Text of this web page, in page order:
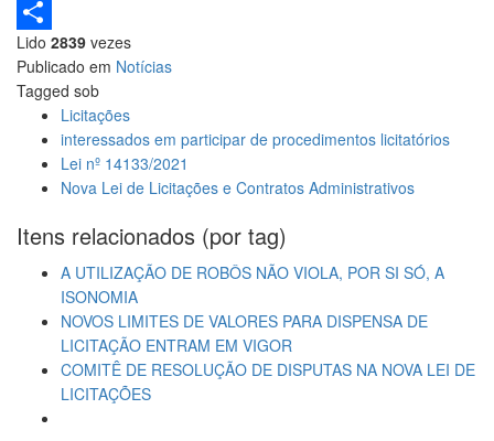
LinkedIn
Share
Lido 2839 vezes
Publicado em Notícias
Tagged sob
Licitações
interessados em participar de procedimentos licitatórios
Lei nº 14133/2021
Nova Lei de Licitações e Contratos Administrativos
Itens relacionados (por tag)
A UTILIZAÇÃO DE ROBÔS NÃO VIOLA, POR SI SÓ, A
ISONOMIA
NOVOS LIMITES DE VALORES PARA DISPENSA DE
LICITAÇÃO ENTRAM EM VIGOR
COMITÊ DE RESOLUÇÃO DE DISPUTAS NA NOVA LEI DE
LICITAÇÕES